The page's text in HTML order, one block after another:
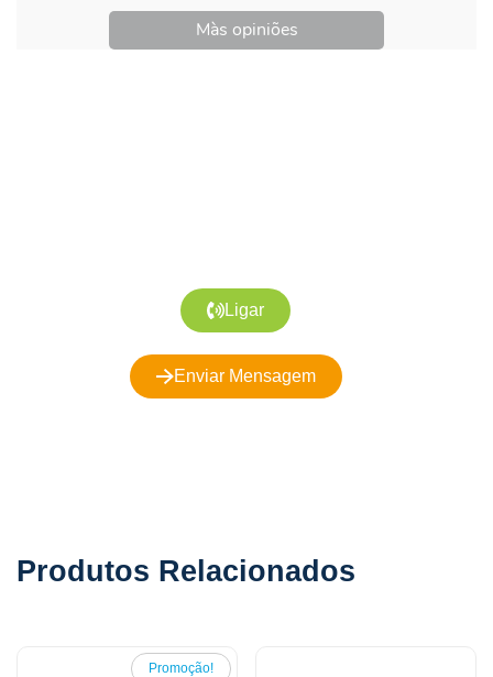
Màs opiniões
Ligar
Enviar Mensagem
Produtos Relacionados
Promoção!